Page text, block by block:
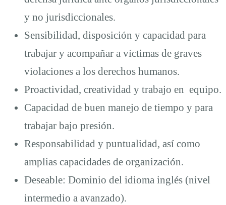
y no jurisdiccionales.
Sensibilidad, disposición y capacidad para
trabajar y acompañar a víctimas de graves
violaciones a los derechos humanos.
Proactividad, creatividad y trabajo en equipo.
Capacidad de buen manejo de tiempo y para
trabajar bajo presión.
Responsabilidad y puntualidad, así como
amplias capacidades de organización.
Deseable: Dominio del idioma inglés (nivel
intermedio a avanzado).